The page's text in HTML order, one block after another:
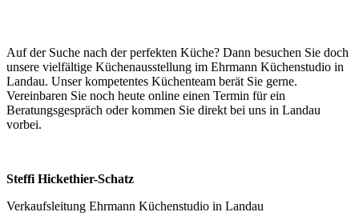
Auf der Suche nach der perfekten Küche? Dann besuchen Sie doch
unsere vielfältige Küchenausstellung im Ehrmann Küchenstudio in
Landau. Unser kompetentes Küchenteam berät Sie gerne.
Vereinbaren Sie noch heute online einen Termin für ein
Beratungsgespräch oder kommen Sie direkt bei uns in Landau
vorbei.
Steffi Hickethier-Schatz
Verkaufsleitung Ehrmann Küchenstudio in Landau